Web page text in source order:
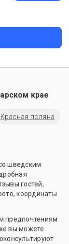
крае
Красная поляна
шведским
гостей,
координаты
предпочтениям
вы можете